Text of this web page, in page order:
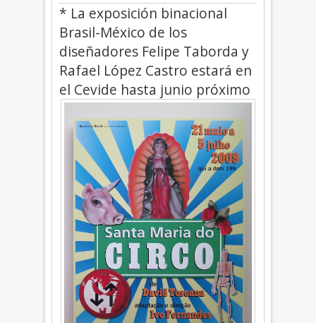
* La exposición binacional
Brasil-México de los
diseñadores Felipe Taborda y
Rafael López Castro estará en
el Cevide hasta junio próximo